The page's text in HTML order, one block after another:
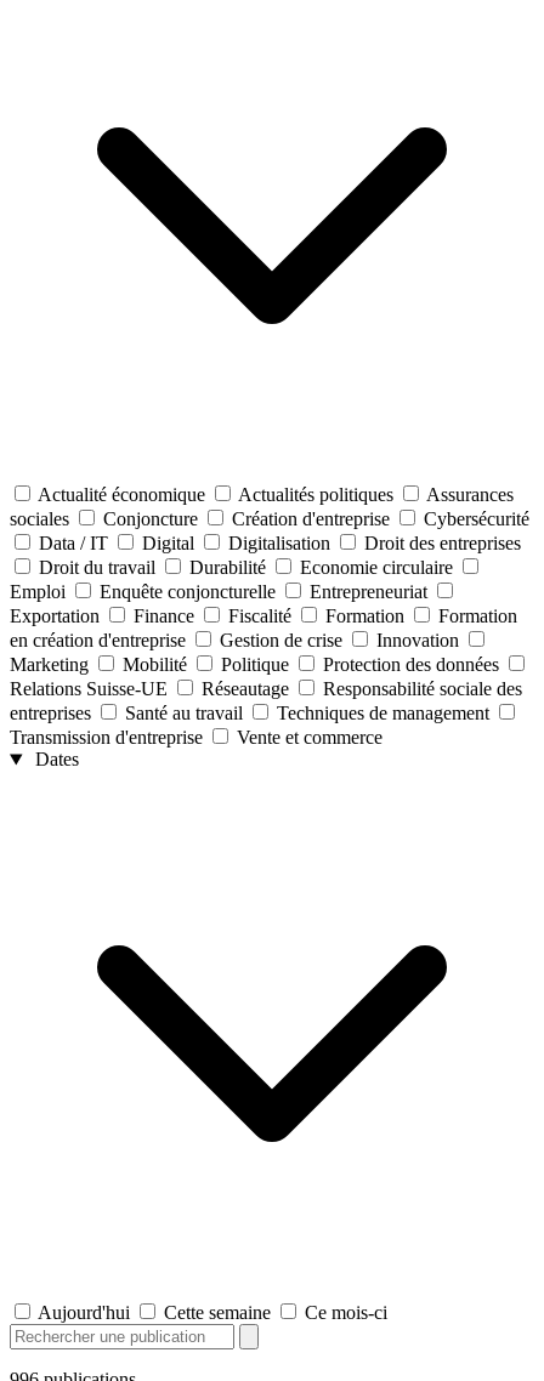
Actualité économique Actualités politiques
Assurances
sociales
Conjoncture Création d'entreprise
Cybersécurité
Data / IT
Digital Digitalisation
Droit des entreprises
Droit du travail
Durabilité
Economie circulaire
Emploi
Enquête conjoncturelle
Entrepreneuriat
Exportation
Finance Fiscalité Formation
Formation
en création d'entreprise
Gestion de crise
Innovation
Marketing
Mobilité Politique
Protection des données
Relations Suisse-UE
Réseautage
Responsabilité sociale des
entreprises
Santé au travail
Techniques de management
Transmission d'entreprise
Vente et commerce
Dates
Aujourd'hui Cette semaine Ce mois-ci